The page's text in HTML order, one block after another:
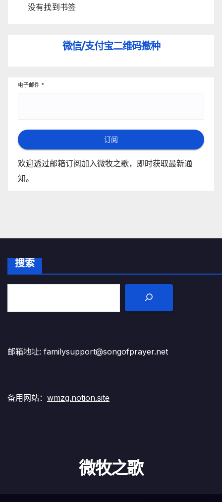
没有找到书签
微信/支付宝二维码撒种
电子邮件 *
订阅
欢迎透过邮箱订阅加入微牧之歌，即时获取最新通
知。
搜索
邮箱地址: familysupport@songofprayer.net
备用网站： wmzg.notion.site
微牧之歌